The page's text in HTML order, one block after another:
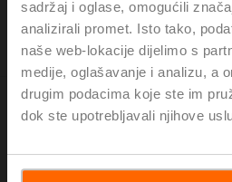
sadržaj i oglase, omogućili
analizirali promet. Isto tako,
naše web-lokacije dijelimo s
medije, oglašavanje i analizu, a
drugim podacima koje ste im
dok ste upotrebljavali njihove
0Artikli